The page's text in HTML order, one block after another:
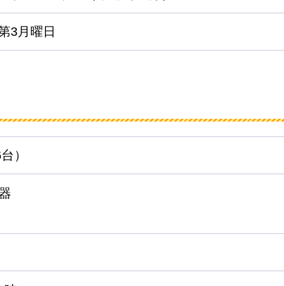
3月曜日
）